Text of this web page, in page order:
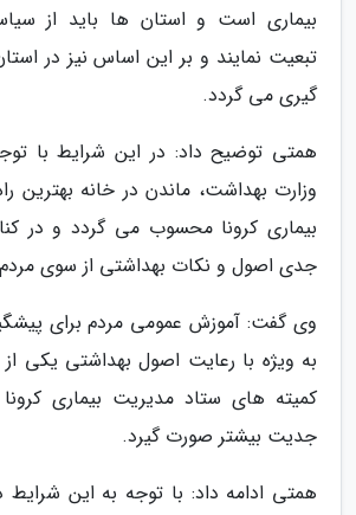
بیماری است و استان ها باید از
تبعیت نمایند و بر این اساس نیز در
گیری می گردد.
همتی توضیح داد: در این شرایط با
وزارت بهداشت، ماندن در خانه بهترین
بیماری کرونا محسوب می گردد و در
جدی اصول و نکات بهداشتی از سوی
وی گفت: آموزش عمومی مردم برای
به ویژه با رعایت اصول بهداشتی یکی
کمیته های ستاد مدیریت بیماری
جدیت بیشتر صورت گیرد.
همتی ادامه داد: با توجه به این شرایط